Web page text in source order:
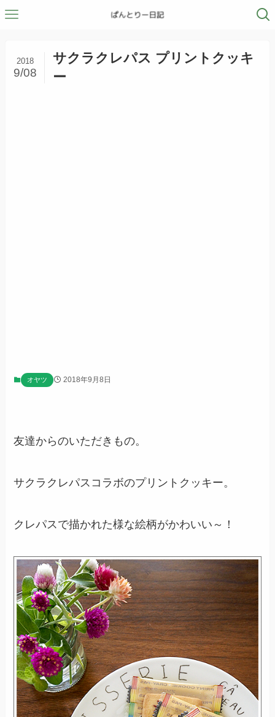
サクラクレパス プリントクッキ
ー
2018
9/08
オヤツ 2018年9月8日
友達からのいただきもの。
サクラクレパスコラボのプリントクッキー。
クレパスで描かれた様な絵柄がかわいい～！